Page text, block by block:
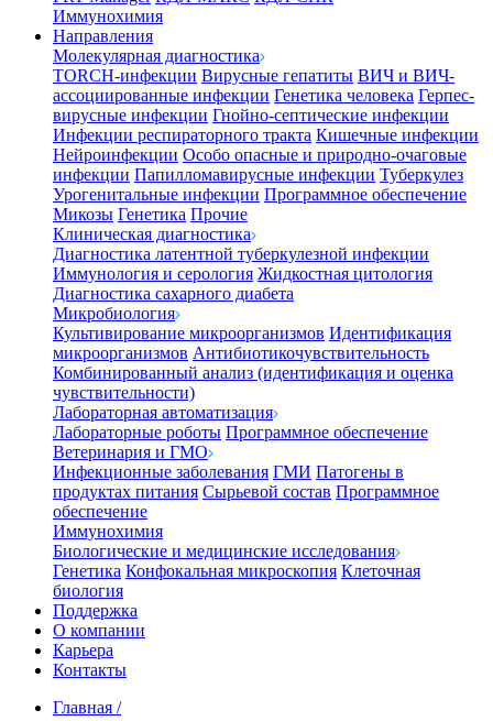
Иммунохимия
Направления
Молекулярная диагностика
TORCH-инфекции Вирусные гепатиты ВИЧ и ВИЧ-
ассоциированные инфекции Генетика человека Герпес-
вирусные инфекции Гнойно-септические инфекции
Инфекции респираторного тракта Кишечные инфекции
Нейроинфекции Особо опасные и природно-очаговые
инфекции Папилломавирусные инфекции Туберкулез
Урогенитальные инфекции Программное обеспечение
Микозы Генетика Прочие
Клиническая диагностика
Диагностика латентной туберкулезной инфекции
Иммунология и серология Жидкостная цитология
Диагностика сахарного диабета
Микробиология
Культивирование микроорганизмов Идентификация
микроорганизмов Антибиотикочувствительность
Комбинированный анализ (идентификация и оценка
чувствительности)
Лабораторная автоматизация
Лабораторные роботы Программное обеспечение
Ветеринария и ГМО
Инфекционные заболевания ГМИ Патогены в
продуктах питания Сырьевой состав Программное
обеспечение
Иммунохимия
Биологические и медицинские исследования
Генетика Конфокальная микроскопия Клеточная
биология
Поддержка
О компании
Карьера
Контакты
Главная /